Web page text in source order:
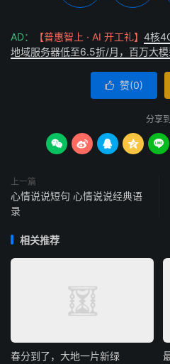
AD： 【普惠智上 · AI 开工礼】 4核
地域服务器低至6.5折/月，百万大
 赞(0)
分享到
    
上一篇
心情说说短句 心情说说经典语
录
相关推荐
春分到了，大地一片新绿